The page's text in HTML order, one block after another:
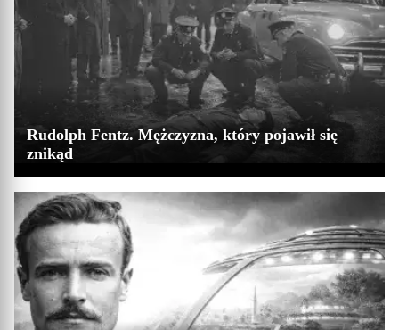
Rudolph Fentz. Mężczyzna, który pojawił się
znikąd